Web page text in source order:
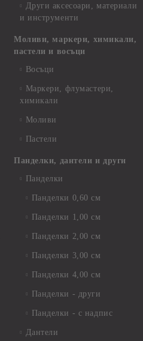
Други аксесоари, материали
и инструменти
Моливи, маркери, химикали,
пастели и восъци
Восъци
Маркери, флумастери,
химикали
Моливи
Пастели
Панделки, дантели и други
Панделки
Панделки 0,60 см
Панделки 1,00 см
Панделки 2,00 см
Панделки 3,00 см
Панделки 4,00 см
Панделки - други
Панделки - с надпис
Дантели